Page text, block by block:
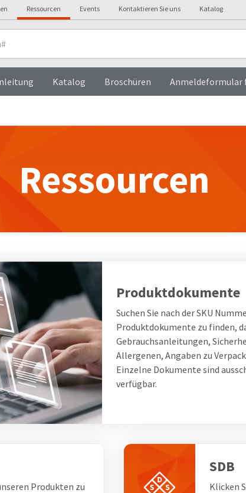
Ressourcen Events Kontaktieren Sie uns Katalog
Katalog Broschüren Anmeldeformular
Ressourcen
Produktdokumente
Suchen Sie nach der SKU
Produktdokumente zu finden,
Gebrauchsanleitungen,
Allergenen, Angaben zu
Einzelne Dokumente sind
verfügbar.
Produkten zu
SDB
Klicken